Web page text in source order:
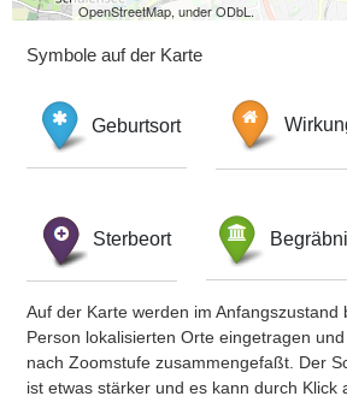
OpenStreetMap, under ODbL.
Symbole auf der Karte
Geburtsort
Sterbeort
Auf der Karte werden im Anfangszustand
Person lokalisierten Orte eingetragen
nach Zoomstufe zusammengefaßt. Der
ist etwas stärker und es kann durch Klick